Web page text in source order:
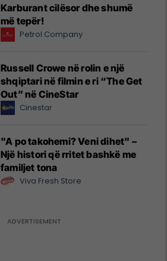
Karburant cilësor dhe shumë
më tepër!
Petrol Company
Russell Crowe në rolin e një
shqiptari në filmin e ri “The Get
Out” në CineStar
Cinestar
"A po takohemi? Veni dihet" –
Një histori që rritet bashkë me
familjet tona
Viva Fresh Store